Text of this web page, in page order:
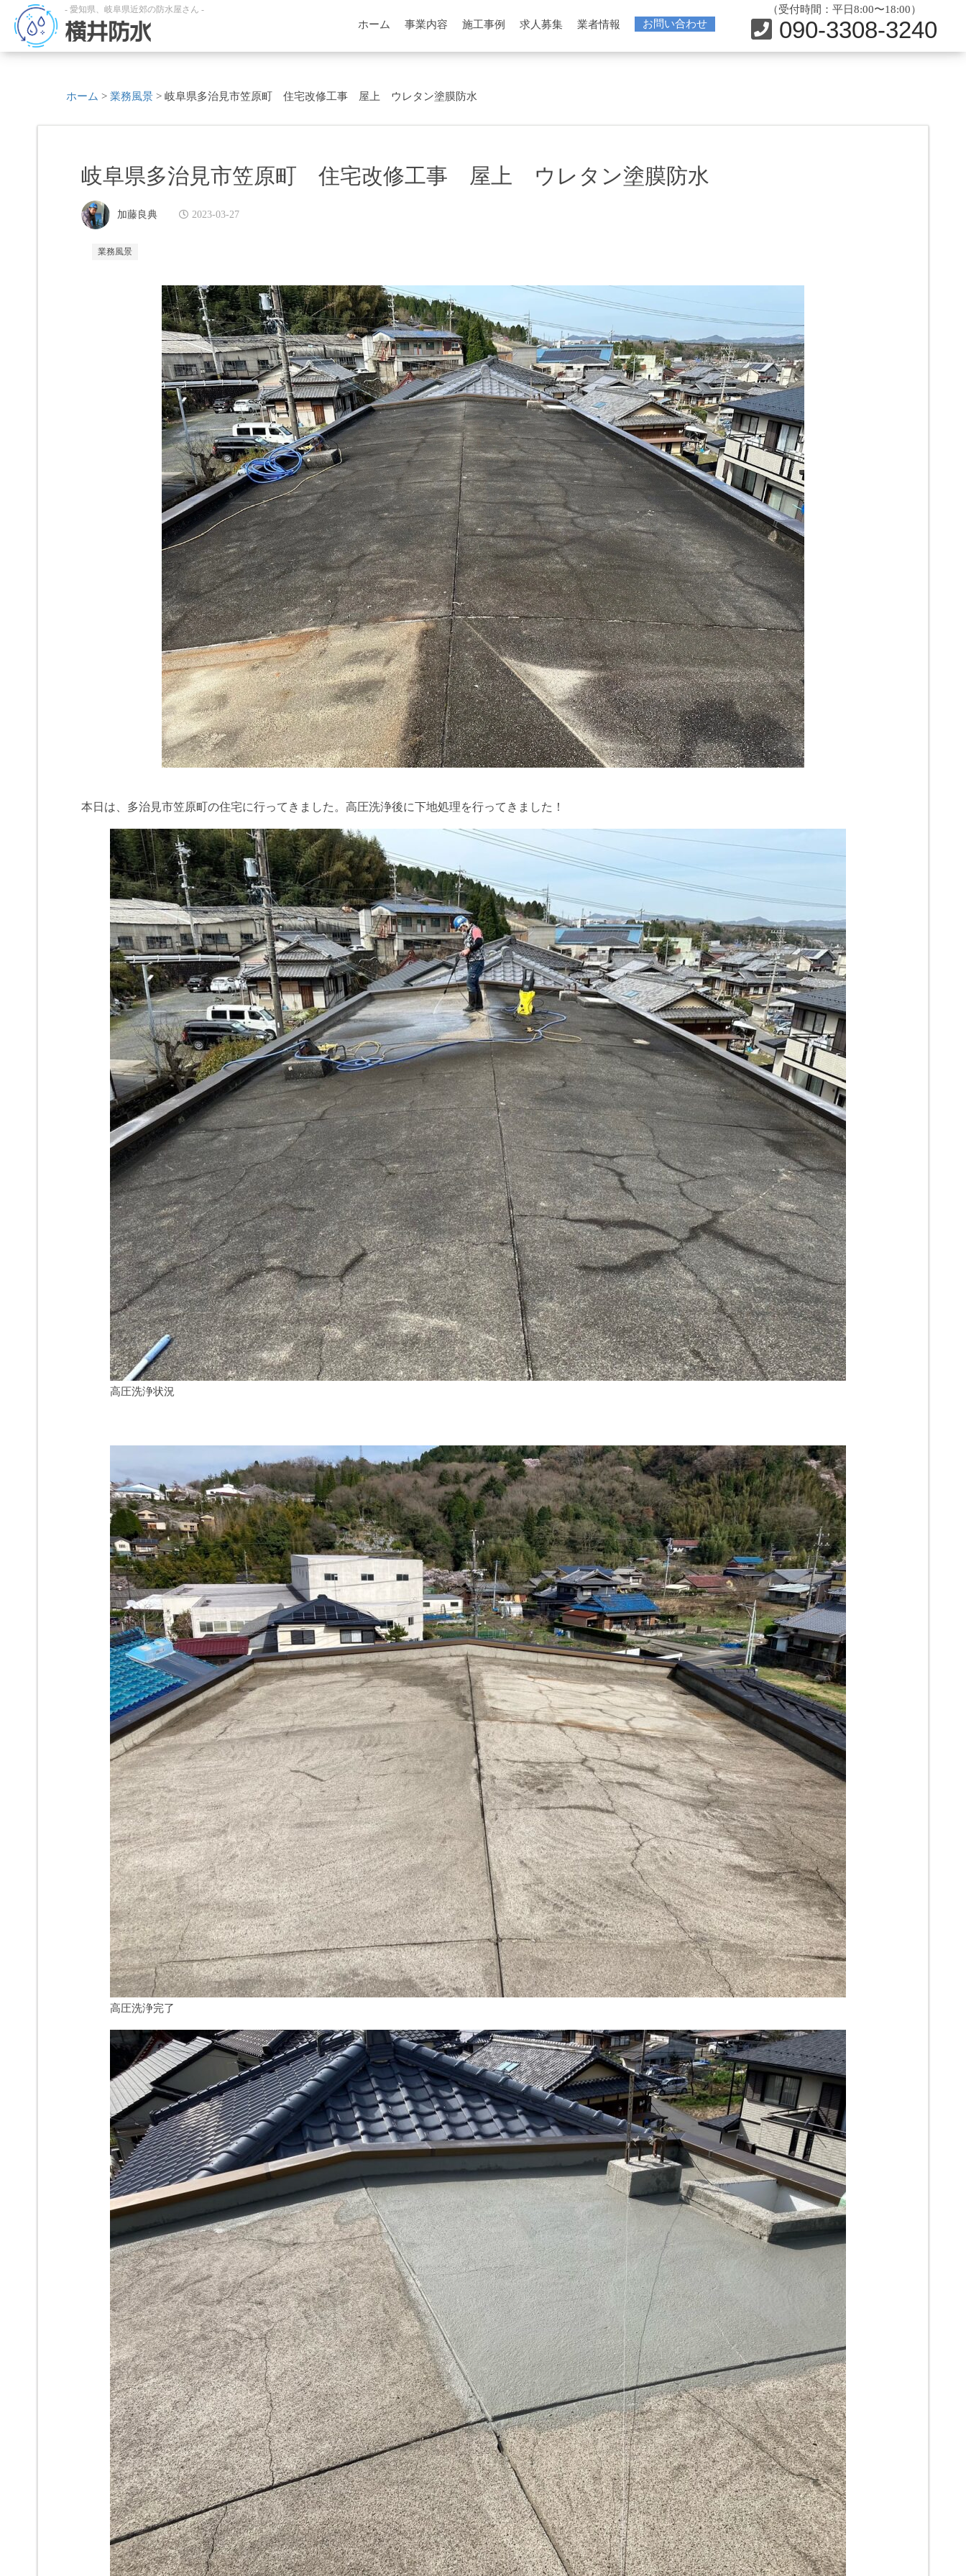
- 愛知県、岐阜県近郊の防水屋さん -
横井防水 ホーム 事業内容 施工事例 求人募集 業者情報 お問い合わせ
（受付時間：平日8:00〜18:00）
090-3308-3240
ホーム > 業務風景 > 岐阜県多治見市笠原町 住宅改修工事 屋上 ウレタン塗膜防水
岐阜県多治見市笠原町 住宅改修工事 屋上 ウレタン塗膜防水
加藤良典 2023-03-27
業務風景
本日は、多治見市笠原町の住宅に行ってきました。高圧洗浄後に下地処理を行ってきました！
高圧洗浄状況
高圧洗浄完了